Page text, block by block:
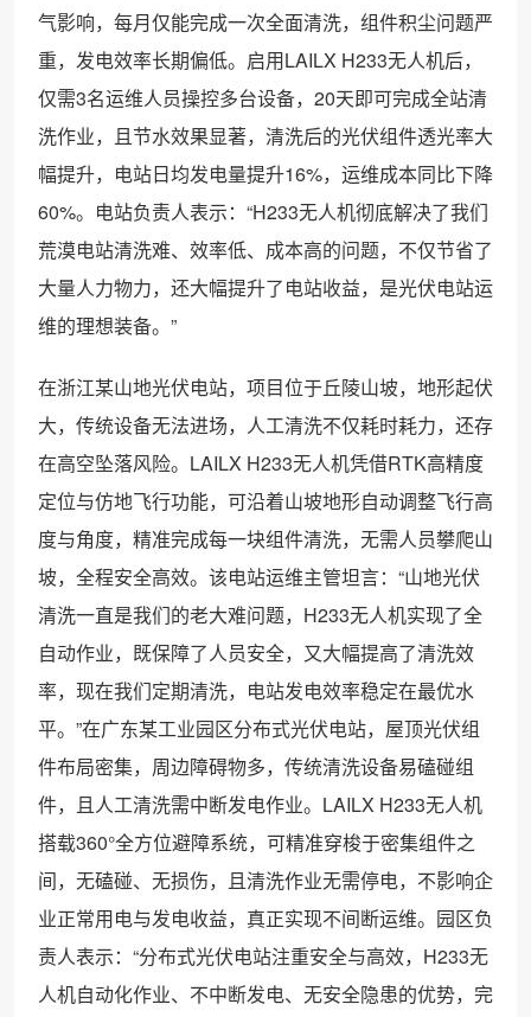
气影响，每月仅能完成一次全面清洗，组件积尘问题严
重，发电效率长期偏低。启用LAILX H233无人机后，
仅需3名运维人员操控多台设备，20天即可完成全站清
洗作业，且节水效果显著，清洗后的光伏组件透光率大
幅提升，电站日均发电量提升16%，运维成本同比下降
60%。电站负责人表示：“H233无人机彻底解决了我们
荒漠电站清洗难、效率低、成本高的问题，不仅节省了
大量人力物力，还大幅提升了电站收益，是光伏电站运
维的理想装备。”
在浙江某山地光伏电站，项目位于丘陵山坡，地形起伏
大，传统设备无法进场，人工清洗不仅耗时耗力，还存
在高空坠落风险。LAILX H233无人机凭借RTK高精度
定位与仿地飞行功能，可沿着山坡地形自动调整飞行高
度与角度，精准完成每一块组件清洗，无需人员攀爬山
坡，全程安全高效。该电站运维主管坦言：“山地光伏
清洗一直是我们的老大难问题，H233无人机实现了全
自动作业，既保障了人员安全，又大幅提高了清洗效
率，现在我们定期清洗，电站发电效率稳定在最优水
平。”在广东某工业园区分布式光伏电站，屋顶光伏组
件布局密集，周边障碍物多，传统清洗设备易磕碰组
件，且人工清洗需中断发电作业。LAILX H233无人机
搭载360°全方位避障系统，可精准穿梭于密集组件之
间，无磕碰、无损伤，且清洗作业无需停电，不影响企
业正常用电与发电收益，真正实现不间断运维。园区负
责人表示：“分布式光伏电站注重安全与高效，H233无
人机自动化作业、不中断发电、无安全隐患的优势，完